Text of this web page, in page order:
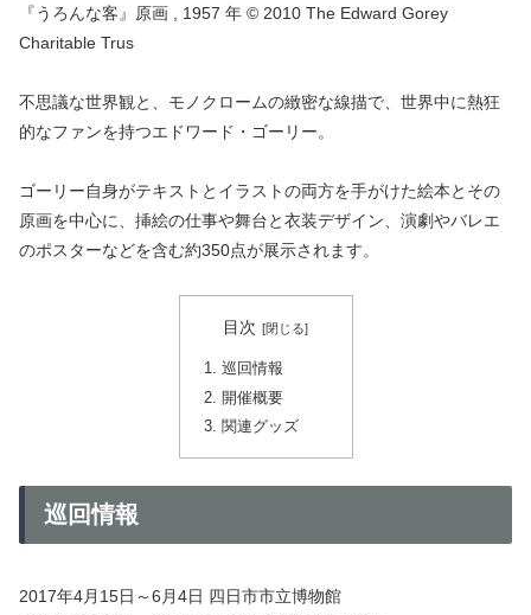
『うろんな客』原画 , 1957 年 © 2010 The Edward Gorey
Charitable Trus
不思議な世界観と、モノクロームの緻密な線描で、世界中に熱狂
的なファンを持つエドワード・ゴーリー。
ゴーリー自身がテキストとイラストの両方を手がけた絵本とその
原画を中心に、挿絵の仕事や舞台と衣装デザイン、演劇やバレエ
のポスターなどを含む約350点が展示されます。
目次
巡回情報
開催概要
関連グッズ
巡回情報
2017年4月15日～6月4日 四日市市立博物館